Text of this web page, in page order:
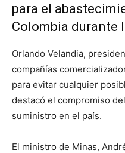
para el
Colombia durante
Orlando Velandia,
compañías
para evitar cualquier
destacó el compromiso
suministro en el país.
El ministro de Minas,